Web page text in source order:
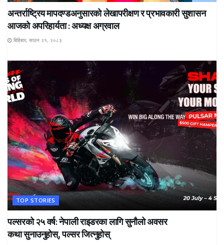
अन्तर्राष्ट्रिय मापदण्डअनुसारको लेखापरीक्षण र प्रभावकारी सुशासन
आजको अपरिहार्यता : अध्यक्ष अग्रवाल
बिहिबार, साउन २१, २०८३
TOP STORIES
पल्सरको २५ वर्ष: नेपाली राइडरका लागि सुनौलो अवसर
कथा सुनाउनुहोस्, पल्सर जित्नुहोस्